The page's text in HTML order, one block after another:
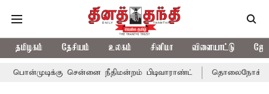
தமிழகம் தேசியம் உலகம் சினிமா விளையாட்டு
சென்னை நீதிமன்றம் பிடிவாராண்ட் தொலைநோக்கு